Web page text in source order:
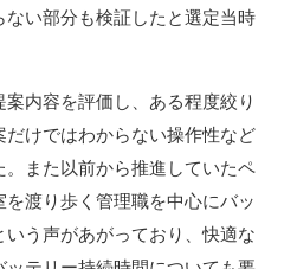
ない部分も検証したと選定当時
案内容を評価し、ある程度絞り
けではわからない操作性など
また以前から推進していたペ
渡り歩く管理職を中心にバッ
う声があがっており、快適な